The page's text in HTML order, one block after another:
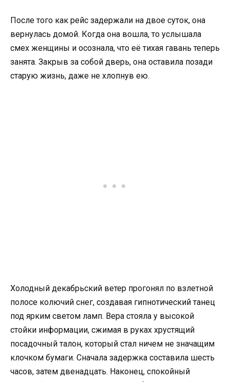
После того как рейс задержали на двое суток, она
вернулась домой. Когда она вошла, то услышала
смех женщины и осознала, что её тихая гавань теперь
занята. Закрыв за собой дверь, она оставила позади
старую жизнь, даже не хлопнув ею.
Холодный декабрьский ветер прогонял по взлетной
полосе колючий снег, создавая гипнотический танец
под ярким светом ламп. Вера стояла у высокой
стойки информации, сжимая в руках хрустящий
посадочный талон, который стал ничем не значащим
клочком бумаги. Сначала задержка составила шесть
часов, затем двенадцать. Наконец, спокойный